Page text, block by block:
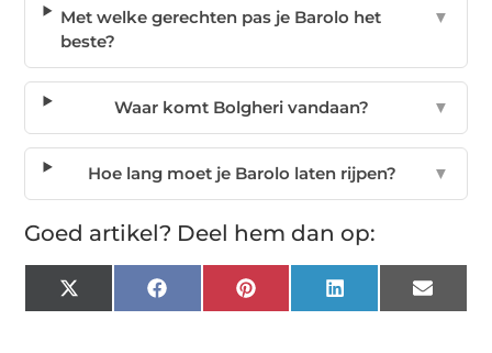
Met welke gerechten pas je Barolo het
beste?
▼
Waar komt Bolgheri vandaan? ▼
Hoe lang moet je Barolo laten rijpen? ▼
Goed artikel? Deel hem dan op:
X
(Twitter)
Facebook Pinterest LinkedIn Email